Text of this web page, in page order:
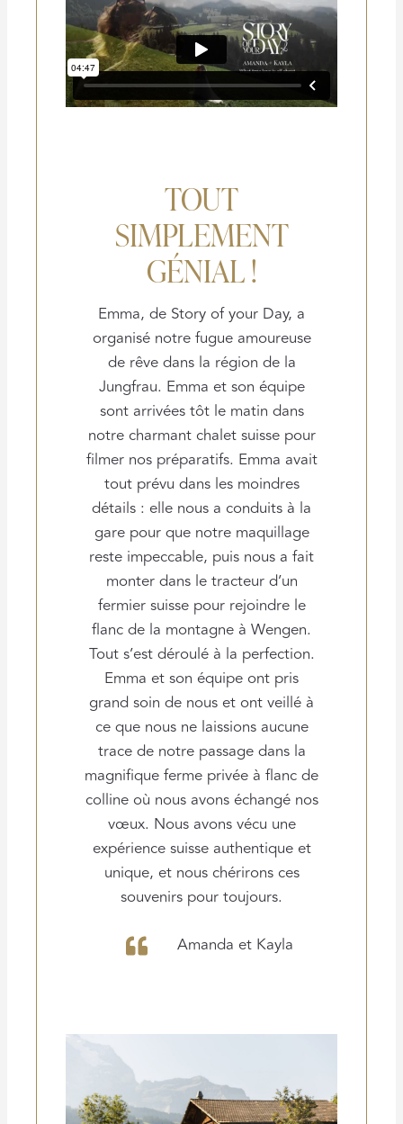
TOUT
SIMPLEMENT
GÉNIAL !
Emma, de Story of your Day, a
organisé notre fugue amoureuse
de rêve dans la région de la
Jungfrau. Emma et son équipe
sont arrivées tôt le matin dans
notre charmant chalet suisse pour
filmer nos préparatifs. Emma avait
tout prévu dans les moindres
détails : elle nous a conduits à la
gare pour que notre maquillage
reste impeccable, puis nous a fait
monter dans le tracteur d’un
fermier suisse pour rejoindre le
flanc de la montagne à Wengen.
Tout s’est déroulé à la perfection.
Emma et son équipe ont pris
grand soin de nous et ont veillé à
ce que nous ne laissions aucune
trace de notre passage dans la
magnifique ferme privée à flanc de
colline où nous avons échangé nos
vœux. Nous avons vécu une
expérience suisse authentique et
unique, et nous chérirons ces
souvenirs pour toujours.
Amanda et Kayla